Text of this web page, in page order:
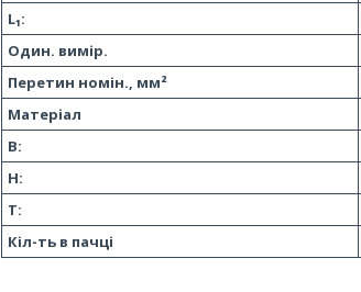
L₁:
Один. вимір.
Перетин номін., мм²
Матеріал
В:
H:
T:
Кіл-ть в пачці